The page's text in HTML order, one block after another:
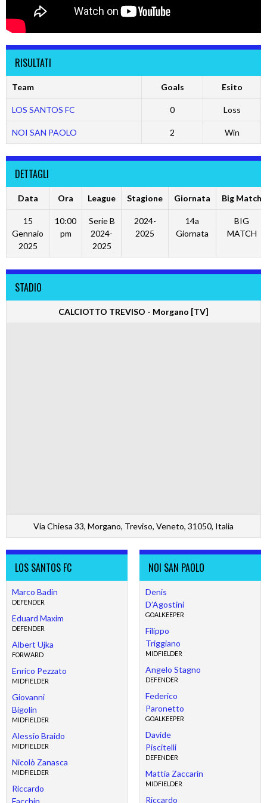
RISULTATI
Team Goals Esito
LOS SANTOS FC 0 Loss
NOI SAN PAOLO 2 Win
DETTAGLI
Data Ora League Stagione Giornata Big Match
15
Gennaio
2025
10:00
pm
Serie B
2024-
2025
2024-
2025
14a
Giornata
BIG
MATCH
STADIO
CALCIOTTO TREVISO - Morgano [TV]
Via Chiesa 33, Morgano, Treviso, Veneto, 31050, Italia
LOS SANTOS FC
Marco Badin
DEFENDER
Eduard Maxim
DEFENDER
Albert Ujka
FORWARD
Enrico Pezzato
MIDFIELDER
Giovanni
Bigolin
MIDFIELDER
Alessio Braido
MIDFIELDER
Nicolò Zanasca
MIDFIELDER
Riccardo
NOI SAN PAOLO
Denis
D’Agostini
GOALKEEPER
Filippo
Triggiano
MIDFIELDER
Angelo Stagno
DEFENDER
Federico
Paronetto
GOALKEEPER
Davide
Piscitelli
DEFENDER
Mattia Zaccarin
MIDFIELDER
Riccardo